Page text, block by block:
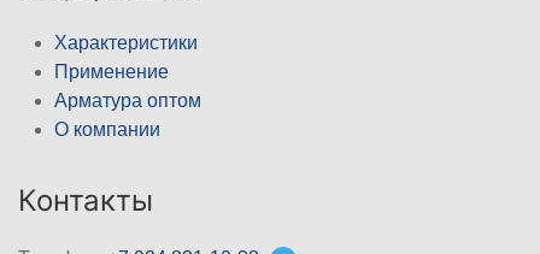
Характеристики
Применение
Арматура оптом
О компании
Контакты